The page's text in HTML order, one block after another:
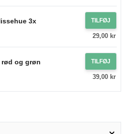
3x
TILFØJ
29,00 kr
og grøn
TILFØJ
39,00 kr